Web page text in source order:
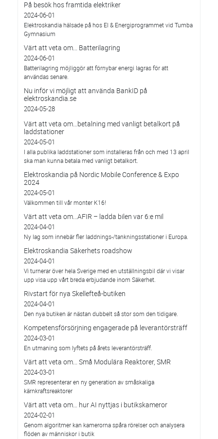
På besök hos framtida elektriker
2024-06-01
Elektroskandia hälsade på hos El & Energiprogrammet vid Tumba
Gymnasium
Värt att veta om... Batterilagring
2024-06-01
Batterilagring möjliggör att förnybar energi lagras för att
användas senare.
Nu inför vi möjligt att använda BankID på
elektroskandia.se
2024-05-28
Värt att veta om…betalning med vanligt betalkort på
laddstationer
2024-05-01
I alla publika laddstationer som installeras från och med 13 april
ska man kunna betala med vanligt betalkort.
Elektroskandia på Nordic Mobile Conference & Expo
2024
2024-05-01
Välkommen till vår monter K16!
Värt att veta om...AFIR – ladda bilen var 6:e mil
2024-04-01
Ny lag som innebär fler laddnings-/tankningsstationer i Europa.
Elektroskandia Säkerhets roadshow
2024-04-01
Vi turnerar över hela Sverige med en utställningsbil där vi visar
upp visa upp vårt breda erbjudande inom Säkerhet.
Rivstart för nya Skellefteå-butiken
2024-04-01
Den nya butiken är nästan dubbelt så stor som den tidigare.
Kompetensförsörjning engagerade på leverantörsträff
2024-03-01
En utmaning som lyftets på årets leverantörsträff.
Värt att veta om... Små Modulära Reaktorer, SMR
2024-03-01
SMR representerar en ny generation av småskaliga
kärnkraftsreaktorer
Värt att veta om… hur AI nyttjas i butikskameror
2024-02-01
Genom algoritmer kan kamerorna spåra rörelser och analysera
flöden av människor i butik